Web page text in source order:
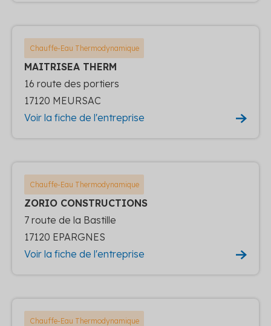
Chauffe-Eau Thermodynamique
MAITRISEA THERM
16 route des portiers
17120 MEURSAC
Voir la fiche de l'entreprise
Chauffe-Eau Thermodynamique
ZORIO CONSTRUCTIONS
7 route de la Bastille
17120 EPARGNES
Voir la fiche de l'entreprise
Chauffe-Eau Thermodynamique